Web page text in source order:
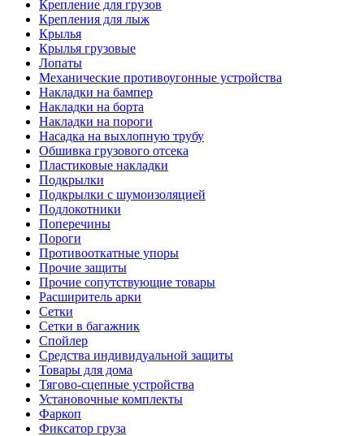
Крепление для грузов
Крепления для лыж
Крылья
Крылья грузовые
Лопаты
Механические противоугонные устройства
Накладки на бампер
Накладки на борта
Накладки на пороги
Насадка на выхлопную трубу
Обшивка грузового отсека
Пластиковые накладки
Подкрылки
Подкрылки с шумоизоляцией
Подлокотники
Поперечины
Пороги
Противооткатные упоры
Прочие защиты
Прочие сопутствующие товары
Расширитель арки
Сетки
Сетки в багажник
Спойлер
Средства индивидуальной защиты
Товары для дома
Тягово-сцепные устройства
Установочные комплекты
Фаркоп
Фиксатор груза